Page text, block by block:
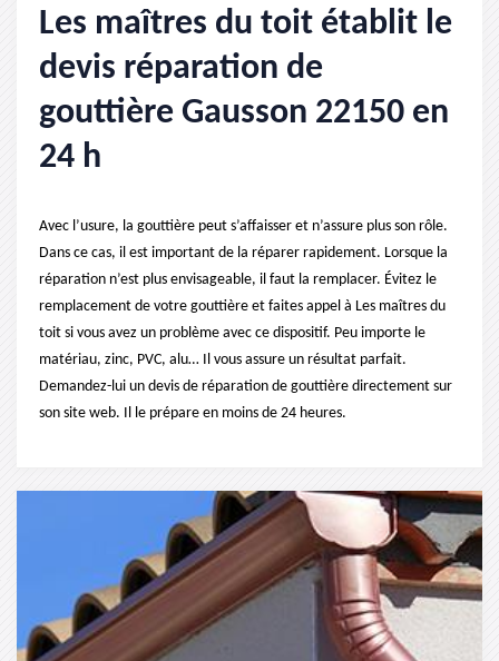
Les maîtres du toit établit le
devis réparation de
gouttière Gausson 22150 en
24 h
Avec l’usure, la gouttière peut s’affaisser et n’assure plus son rôle.
Dans ce cas, il est important de la réparer rapidement. Lorsque la
réparation n’est plus envisageable, il faut la remplacer. Évitez le
remplacement de votre gouttière et faites appel à Les maîtres du
toit si vous avez un problème avec ce dispositif. Peu importe le
matériau, zinc, PVC, alu… Il vous assure un résultat parfait.
Demandez-lui un devis de réparation de gouttière directement sur
son site web. Il le prépare en moins de 24 heures.